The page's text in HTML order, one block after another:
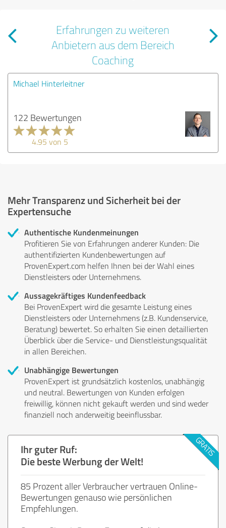
Erfahrungen zu weiteren
Anbietern aus dem Bereich
Coaching
Michael Hinterleitner
122 Bewertungen
4.95 von 5
Mehr Transparenz und Sicherheit bei der
Expertensuche
Authentische Kundenmeinungen
Profitieren Sie von Erfahrungen anderer Kunden: Die
authentifizierten Kundenbewertungen auf
ProvenExpert.com helfen Ihnen bei der Wahl eines
Dienstleisters oder Unternehmens.
Aussagekräftiges Kundenfeedback
Bei ProvenExpert wird die gesamte Leistung eines
Dienstleisters oder Unternehmens (z.B. Kundenservice,
Beratung) bewertet. So erhalten Sie einen detaillierten
Überblick über die Service- und Dienstleistungsqualität
in allen Bereichen.
Unabhängige Bewertungen
ProvenExpert ist grundsätzlich kostenlos, unabhängig
und neutral. Bewertungen von Kunden erfolgen
freiwillig, können nicht gekauft werden und sind weder
finanziell noch anderweitig beeinflussbar.
Ihr guter Ruf:
Die beste Werbung der Welt!
85 Prozent aller Verbraucher vertrauen Online-
Bewertungen genauso wie persönlichen
Empfehlungen.